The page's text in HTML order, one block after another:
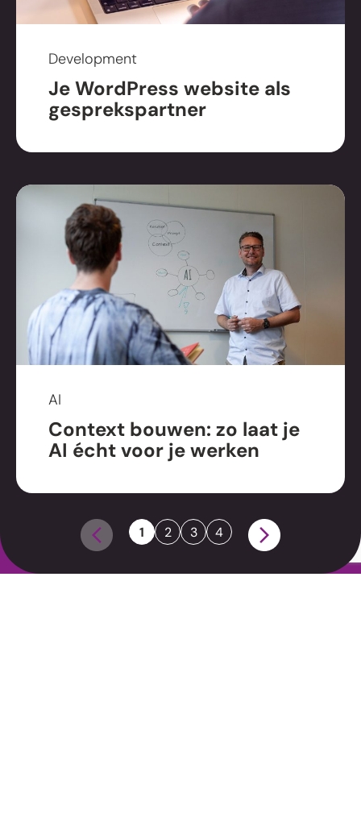
Development
Je WordPress website als
gesprekspartner
AI
Context bouwen: zo laat je
AI écht voor je werken
1 2 3 4
nieuwsbrief.
Direct contact
kennismaken@mixcom.nl
Bezoek ons
Branderweg 5a
8042 PD Zwolle
Volg ons
Leveringsvoorwaarden
Disclaimer
Privacybeleid